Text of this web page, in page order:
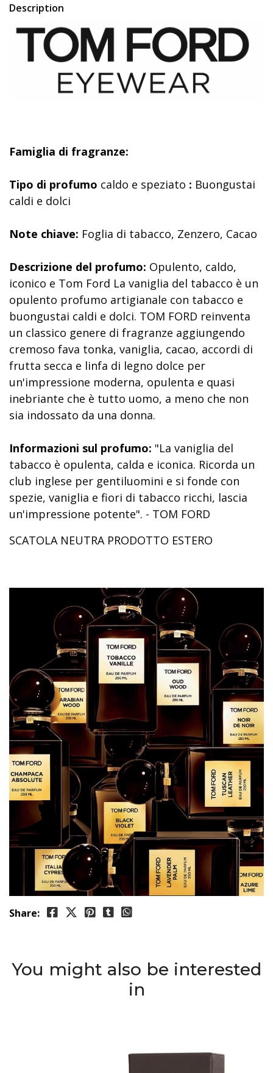
Description
Famiglia di fragranze:
Tipo di profumo caldo e speziato : Buongustai
caldi e dolci
Note chiave: Foglia di tabacco, Zenzero, Cacao
Descrizione del profumo: Opulento, caldo,
iconico e Tom Ford La vaniglia del tabacco è un
opulento profumo artigianale con tabacco e
buongustai caldi e dolci. TOM FORD reinventa
un classico genere di fragranze aggiungendo
cremoso fava tonka, vaniglia, cacao, accordi di
frutta secca e linfa di legno dolce per
un'impressione moderna, opulenta e quasi
inebriante che è tutto uomo, a meno che non
sia indossato da una donna.
Informazioni sul profumo: "La vaniglia del
tabacco è opulenta, calda e iconica. Ricorda un
club inglese per gentiluomini e si fonde con
spezie, vaniglia e fiori di tabacco ricchi, lascia
un'impressione potente". - TOM FORD
SCATOLA NEUTRA PRODOTTO ESTERO
Share:
You might also be interested
in